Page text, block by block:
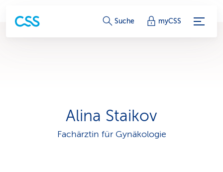
S
c
e
Suche myCSS
Alina Staikov
Fachärztin für Gynäkologie